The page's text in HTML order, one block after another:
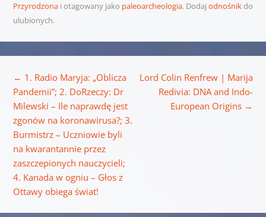
Przyrodzonai otagowany jako paleoarcheologia. Dodaj odnośnikdo
ulubionych.
← 1. Radio Maryja: „Oblicza
Pandemii”; 2. DoRzeczy: Dr
Milewski – Ile naprawdę jest
zgonów na koronawirusa?; 3.
Burmistrz – Uczniowie byli
na kwarantannie przez
zaszczepionych nauczycieli;
4. Kanada w ogniu – Głos z
Ottawy obiega świat!
Lord Colin Renfrew | Marija
Redivia: DNA and Indo-
European Origins →